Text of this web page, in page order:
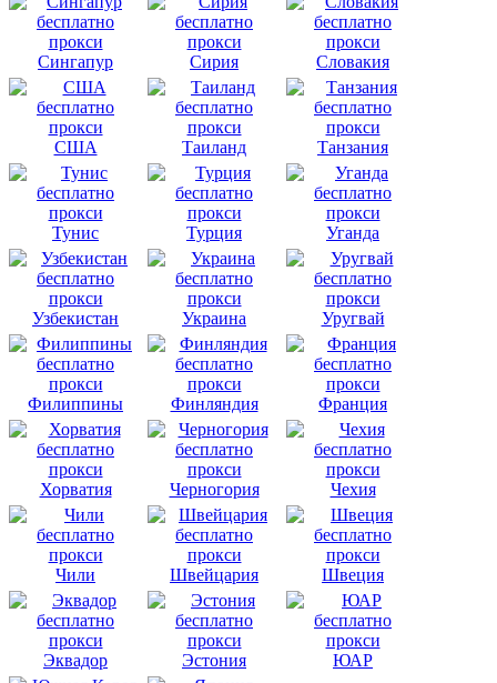
Сингапур Сирия Словакия
США Таиланд Танзания
Тунис Турция Уганда
Узбекистан Украина Уругвай
Филиппины Финляндия Франция
Хорватия Черногория Чехия
Чили Швейцария Швеция
Эквадор Эстония ЮАР